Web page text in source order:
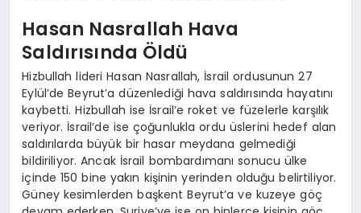
Hasan Nasrallah Hava
Saldırısında Öldü
Hizbullah lideri Hasan Nasrallah, İsrail ordusunun 27
Eylül’de Beyrut’a düzenlediği hava saldırısında hayatını
kaybetti. Hizbullah ise İsrail’e roket ve füzelerle karşılık
veriyor. İsrail’de ise çoğunlukla ordu üslerini hedef alan
saldırılarda büyük bir hasar meydana gelmediği
bildiriliyor. Ancak İsrail bombardımanı sonucu ülke
içinde 150 bine yakın kişinin yerinden olduğu belirtiliyor.
Güney kesimlerden başkent Beyrut’a ve kuzeye göç